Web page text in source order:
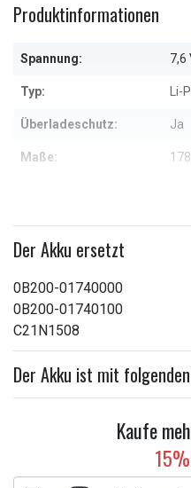
Produktinformationen
Spannung: 7,6
Typ: Li-
Überladeschutz: Ja
Maße:
Der Akku ersetzt
0B200-01740000
0B200-01740100
C21N1508
Der Akku ist mit
Kaufe